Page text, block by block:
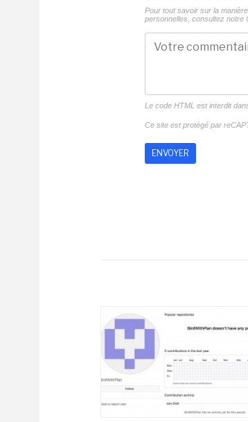
Pour tout savoir sur la
personnelles, consultez notre
Le code HTML est interdit
Ce site est protégé par